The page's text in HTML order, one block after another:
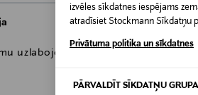
izvēles sīkdatnes iespējams
atradīsiet Stockmann Sīkdatņu
Privātuma politika un sīkdatnes
PĀRVALDĪT SĪKDATŅU
uzlabojošais kondicionieris baro